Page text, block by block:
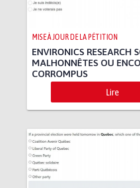
MISE À JOUR DE LA PÉTITION
ENVIRONICS RESEARCH
MALHONNÊTES OU
CORROMPUS
Lire